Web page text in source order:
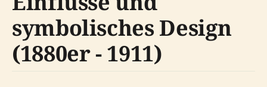
symbolisches Design
(1880er - 1911)